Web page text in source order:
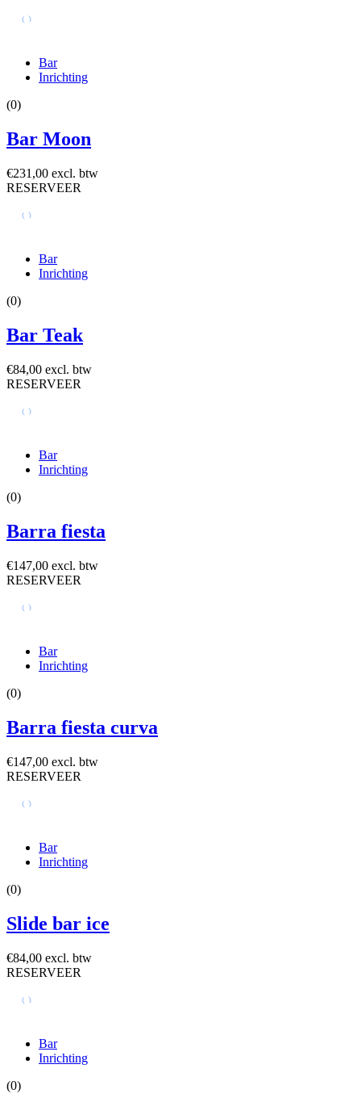
Bar
Inrichting
(0)
Bar Moon
€231,00 excl. btw
RESERVEER
Bar
Inrichting
(0)
Bar Teak
€84,00 excl. btw
RESERVEER
Bar
Inrichting
(0)
Barra fiesta
€147,00 excl. btw
RESERVEER
Bar
Inrichting
(0)
Barra fiesta curva
€147,00 excl. btw
RESERVEER
Bar
Inrichting
(0)
Slide bar ice
€84,00 excl. btw
RESERVEER
Bar
Inrichting
(0)